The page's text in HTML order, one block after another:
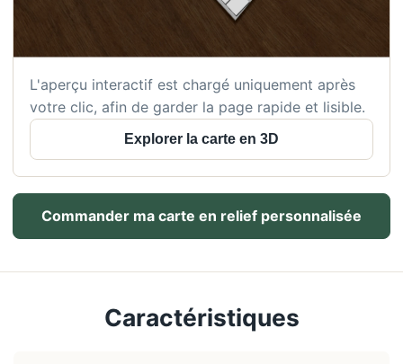
L'aperçu interactif est chargé uniquement après
votre clic, afin de garder la page rapide et lisible.
Explorer la carte en 3D
Commander ma carte en relief personnalisée
Caractéristiques